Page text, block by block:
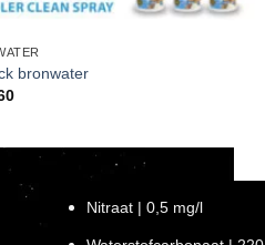
bronwater
Nitraat | 0,5 mg/l